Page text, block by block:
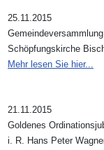
25.11.2015
Schöpfungskirche
Mehr lesen Sie hier...
21.11.2015
Goldenes
i. R. Hans Peter